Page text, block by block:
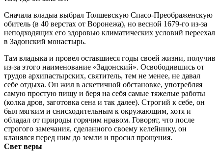
Сначала владыа выбрал Толшевскую Спасо-Преображенскую
обитель (в 40 верстах от Воронежа), но весной 1679-го из-за
неподходящих его здоровью климатических условий переехал
в Задонский монастырь.
Там владыка и провел оставшиеся годы своей жизни, получив
из-за этого наименование «Задонский». Освободившись от
трудов архипастырских, святитель, тем не менее, не давал
себе отдыха. Он жил в аскетичной обстановке, употребляя
самую простую пищу и беря на себя самые тяжелые работы
(колка дров, заготовка сена и так далее). Строгий к себе, он
был мягким и снисходительным к окружающим, хотя и
обладал от природы горячим нравом. Говорят, что после
строгого замечания, сделанного своему келейнику, он
кланялся перед ним до земли и просил прощения.
Свет веры